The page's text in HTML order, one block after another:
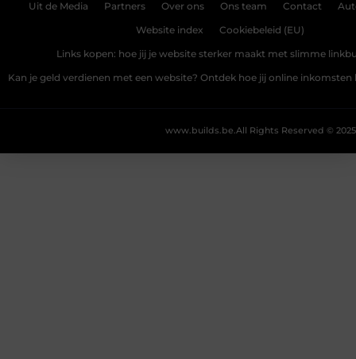
Uit de Media Partners Over ons Ons team Contact
Website index Cookiebeleid (EU)
Links kopen: hoe jij je website sterker maakt met slimme
Kan je geld verdienen met een website? Ontdek hoe jij online
All Rights Reserved © 2025
www.builds.be.